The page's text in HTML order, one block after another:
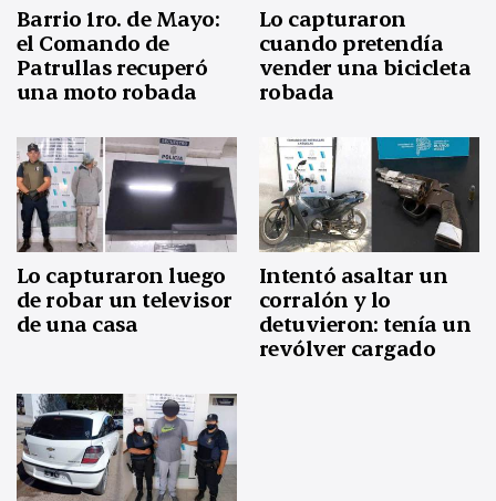
Barrio 1ro. de Mayo:
el Comando de
Patrullas recuperó
una moto robada
Lo capturaron
cuando pretendía
vender una bicicleta
robada
Lo capturaron luego
de robar un televisor
de una casa
Intentó asaltar un
corralón y lo
detuvieron: tenía un
revólver cargado